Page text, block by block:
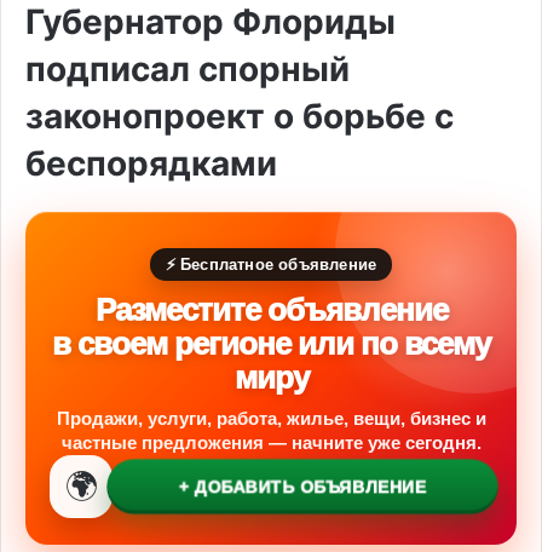
Губернатор Флориды
подписал спорный
законопроект о борьбе с
беспорядками
⚡ Бесплатное объявление
Разместите объявление
в своем регионе или по всему
миру
Продажи, услуги, работа, жилье, вещи, бизнес и
частные предложения — начните уже сегодня.
🌍 + ДОБАВИТЬ ОБЪЯВЛЕНИЕ